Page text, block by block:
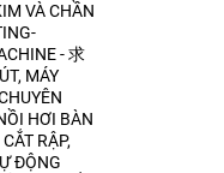
VÀ CHẦN
- 求
MÁY
HƠI BÀN
RẬP,
ĐỘNG